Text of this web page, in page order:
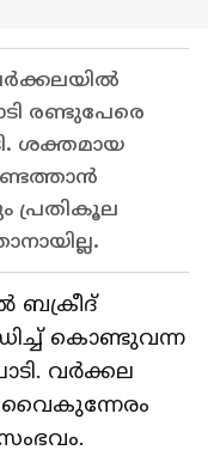
രണ്ടുപേരെ
ശക്തമായ
പ്രതികൂല
ബക്രീദ്
കൊണ്ടുവന്ന
വർക്കല
വൈകുന്നേരം